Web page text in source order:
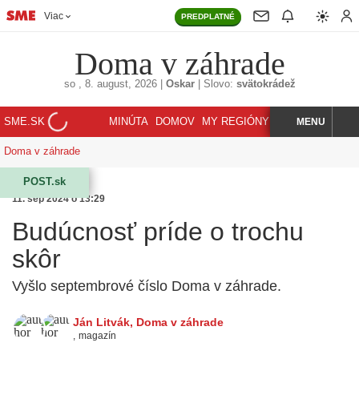
Viac PREDPLATNÉ
Doma v záhrade
so, 8. august, 2026| Oskar| Slovo: svätokrádež
SME.SK MINÚTA DOMOV MY REGIÓNY KORZÁR
HĽADAJMENU
Doma v záhrade
POST.sk
11. sep 2024 o 13:29
Budúcnosť príde o trochu
skôr
Vyšlo septembrové číslo Doma v záhrade.
Ján Litvák, Doma v záhrade
, magazín